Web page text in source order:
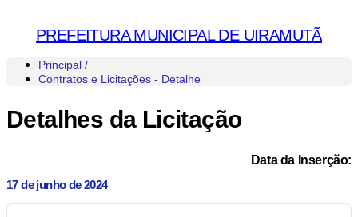
PREFEITURA MUNICIPAL DE UIRAMUTÃ
Principal /
Contratos e Licitações - Detalhe
Detalhes da Licitação
Data da Inserção:
17 de junho de 2024